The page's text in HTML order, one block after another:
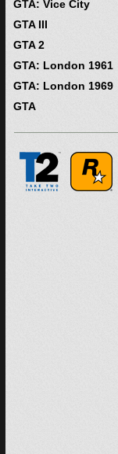
GTA: Vice City
GTA III
GTA 2
GTA: London 1961
GTA: London 1969
GTA